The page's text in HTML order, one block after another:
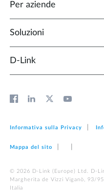
Per aziende
Soluzioni
D‑Link
Informativa sulla Privacy
Mappa del sito
© 2026 D‑Link (Europe) Ltd. D-
Margherita de Vizzi Viganò, 93/
Italia